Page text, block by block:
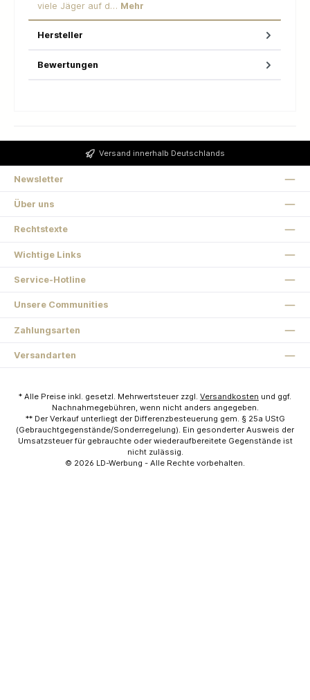
viele Jäger auf d… Mehr
Hersteller
Bewertungen
Versand innerhalb Deutschlands
Newsletter
Über uns
Rechtstexte
Wichtige Links
Service-Hotline
Unsere Communities
Zahlungsarten
Versandarten
* Alle Preise inkl. gesetzl. Mehrwertsteuer zzgl. Versandkosten und ggf.
Nachnahmegebühren, wenn nicht anders angegeben.
** Der Verkauf unterliegt der Differenzbesteuerung gem. § 25a UStG
(Gebrauchtgegenstände/Sonderregelung). Ein gesonderter Ausweis der
Umsatzsteuer für gebrauchte oder wiederaufbereitete Gegenstände ist
nicht zulässig.
© 2026 LD-Werbung - Alle Rechte vorbehalten.